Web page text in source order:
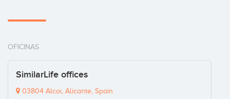
OFICINAS
SimilarLife offices
03804 Alcoi, Alicante, Spain